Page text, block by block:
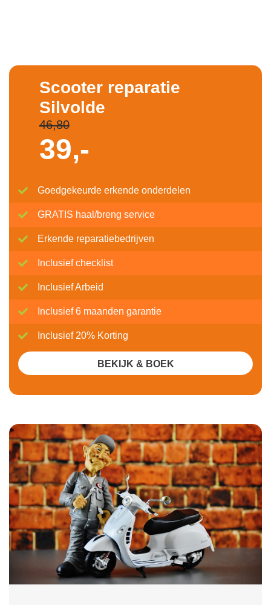
Scooter reparatie
Silvolde
46,80
39,-
Goedgekeurde erkende onderdelen
GRATIS haal/breng service
Erkende reparatiebedrijven
Inclusief checklist
Inclusief Arbeid
Inclusief 6 maanden garantie
Inclusief 20% Korting
BEKIJK & BOEK